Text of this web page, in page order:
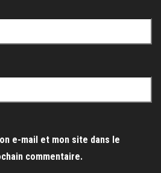
e-mail et mon site dans le
commentaire.